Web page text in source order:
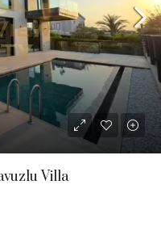
Villa